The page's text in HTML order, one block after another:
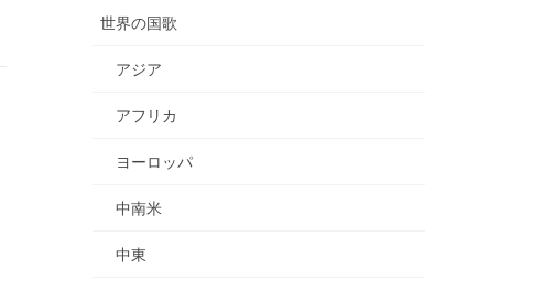
世界の国歌
アジア
アフリカ
ヨーロッパ
中南米
中東